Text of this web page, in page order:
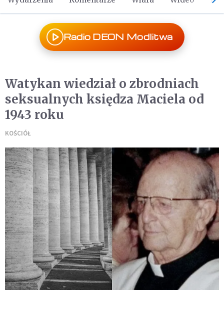
Radio DEON Modlitwa
Watykan wiedział o zbrodniach
seksualnych księdza Maciela od
1943 roku
KOŚCIÓŁ